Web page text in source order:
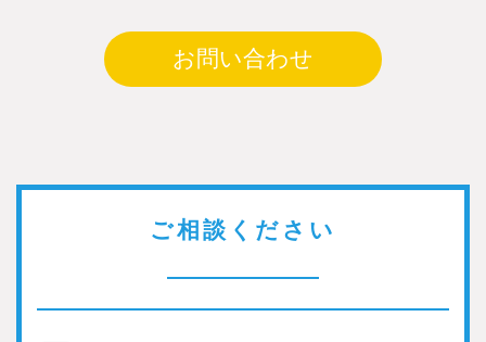
お問い合わせ
ご相談ください